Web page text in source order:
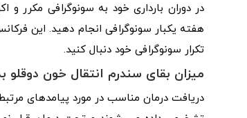
در دوران بارداری خود به سونوگرافی مکرر
هفته یکبار سونوگرافی انجام دهید. این
تکرار سونوگرافی خود دنبال کنید.
میزان بقای سندرم انتقال خون